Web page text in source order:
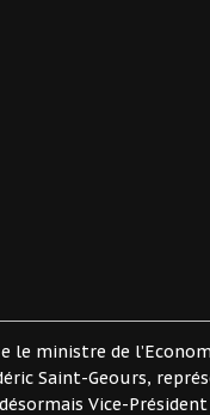
le ministre de
Saint-Geours,
Vice-